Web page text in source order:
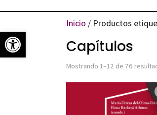
Abrir barra de herramientas
Inicio / Productos
Capítulos
Mostrando 1–12 de 76